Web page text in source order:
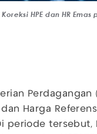
HPE dan HR
Perdagangan (
dan Harga
periode tersebut,